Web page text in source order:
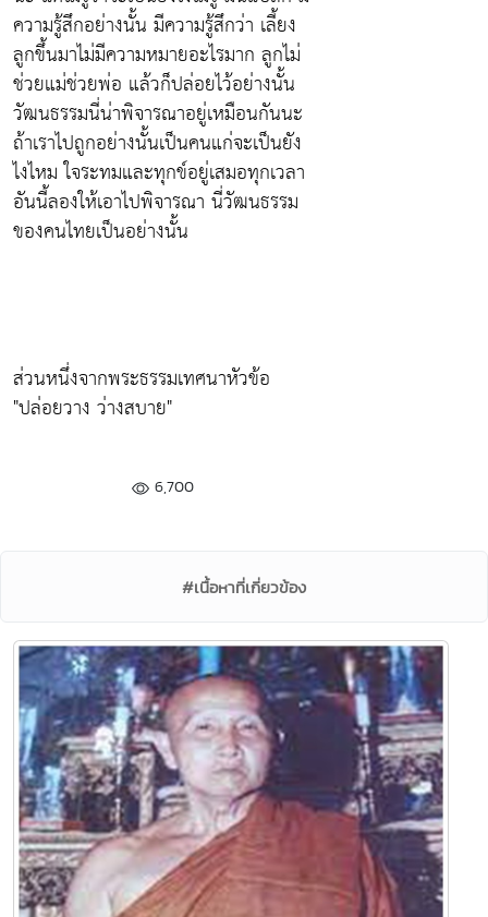
ความรู้สึกอย่างนั้น มีความรู้สึกว่า เลี้ยง
ลูกขึ้นมาไม่มีความหมายอะไรมาก ลูกไม่
ช่วยแม่ช่วยพ่อ แล้วก็ปล่อยไว้อย่างนั้น
วัฒนธรรมนี่น่าพิจารณาอยู่เหมือนกันนะ
ถ้าเราไปถูกอย่างนั้นเป็นคนแก่จะเป็นยัง
ไงไหม ใจระทมและทุกข์อยู่เสมอทุกเวลา
อันนี้ลองให้เอาไปพิจารณา นี่วัฒนธรรม
ของคนไทยเป็นอย่างนั้น
ส่วนหนึ่งจากพระธรรมเทศนาหัวข้อ
"ปล่อยวาง ว่างสบาย"
6,700
#เนื้อหาที่เกี่ยวข้อง